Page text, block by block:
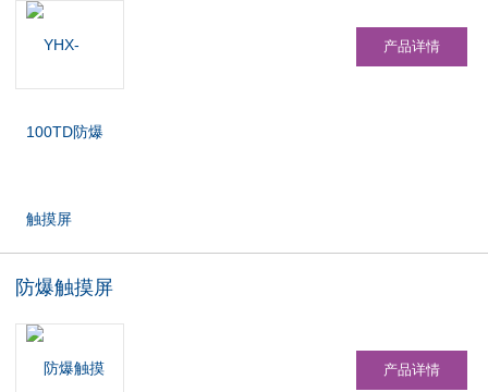
产品详情
防爆触摸屏
产品详情